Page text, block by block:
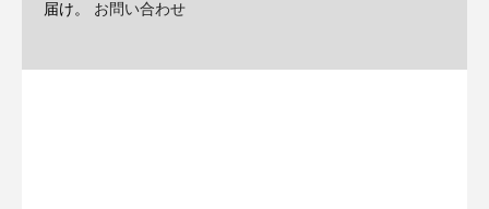
届け。 お問い合わせ